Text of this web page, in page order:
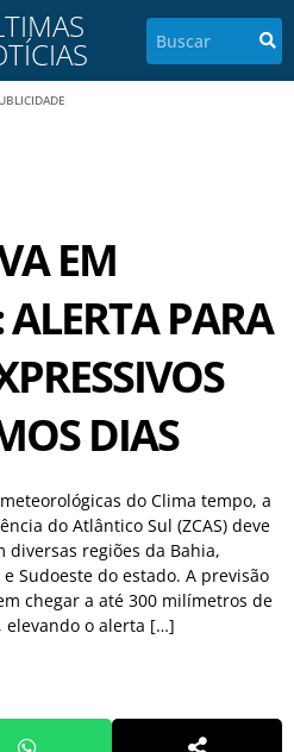
EM
PARA
DIAS
do Clima tempo, a
do Atlântico Sul (ZCAS) deve
diversas regiões da Bahia,
Sudoeste do estado. A previsão
chegar a até 300 milímetros de
elevando o alerta […]